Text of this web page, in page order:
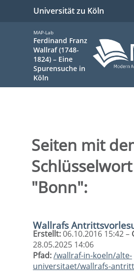
Universität zu Köln
MAP-Lab
Ferdinand Franz
Wallraf (1748-
1824) – Eine
Spurensuche in
Köln
sind
hier:
Seiten mit
Schlüsselwort
"Bonn":
Wallrafs
Erstellt:06.10.2016 15:42 –
28.05.2025 14:06
Pfad:/wallraf-in-koeln/alte-
universitaet/wallrafs-